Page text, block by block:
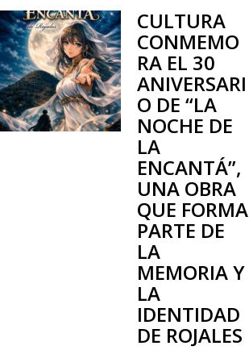
CULTURA
CONMEMO
RA EL 30
ANIVERSARI
O DE “LA
NOCHE DE
LA
ENCANTÁ”,
UNA OBRA
QUE FORMA
PARTE DE
LA
MEMORIA Y
LA
IDENTIDAD
DE ROJALES